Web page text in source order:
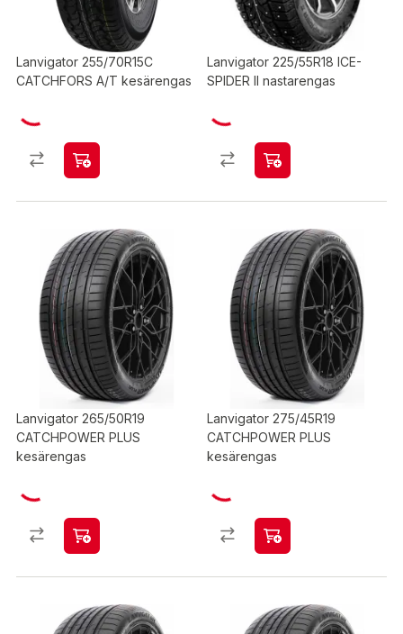
Lanvigator 255/70R15C
CATCHFORS A/T kesärengas
Lanvigator 225/55R18 ICE-
SPIDER II nastarengas
Lanvigator 265/50R19
CATCHPOWER PLUS
kesärengas
Lanvigator 275/45R19
CATCHPOWER PLUS
kesärengas